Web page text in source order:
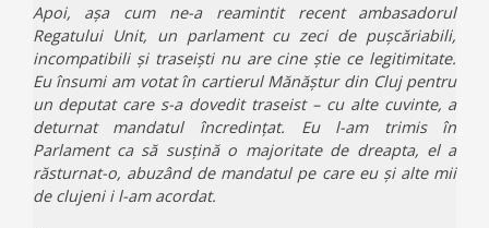
Apoi, așa cum ne-a reamintit recent ambasadorul
Regatului Unit, un parlament cu zeci de pușcăriabili,
incompatibili și traseiști nu are cine știe ce legitimitate.
Eu însumi am votat în cartierul Mănăștur din Cluj pentru
un deputat care s-a dovedit traseist – cu alte cuvinte, a
deturnat mandatul încredințat. Eu l-am trimis în
Parlament ca să susțină o majoritate de dreapta, el a
răsturnat-o, abuzând de mandatul pe care eu și alte mii
de clujeni i l-am acordat.